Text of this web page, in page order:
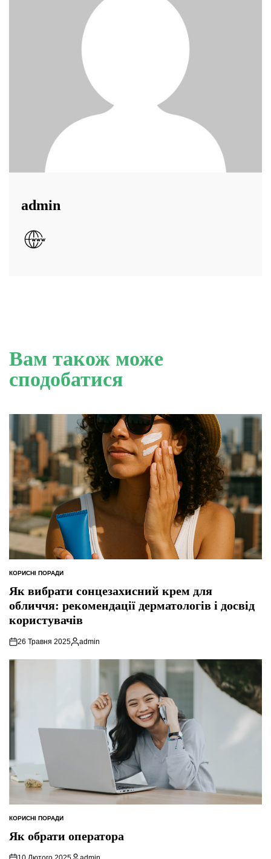
admin
Вам також може
сподобатися
ОПУБЛІКУВАТИ
КОРИСНІ ПОРАДИ
Як вибрати сонцезахисний крем для
обличчя: рекомендації дерматологів і досвід
користувачів
26 Травня 2025
Опубліковано
admin
ОПУБЛІКУВАТИ
КОРИСНІ ПОРАДИ
Як обрати оператора